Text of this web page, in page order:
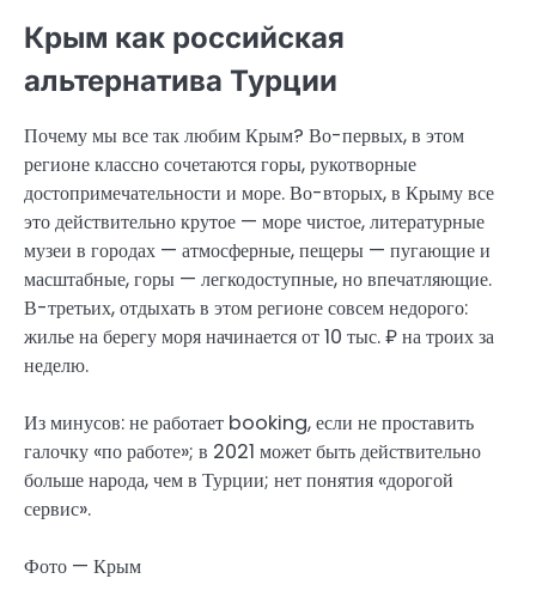
Крым как российская
альтернатива Турции
Почему мы все так любим Крым? Во-первых, в этом
регионе классно сочетаются горы, рукотворные
достопримечательности и море. Во-вторых, в Крыму все
это действительно крутое — море чистое, литературные
музеи в городах — атмосферные, пещеры — пугающие и
масштабные, горы — легкодоступные, но впечатляющие.
В-третьих, отдыхать в этом регионе совсем недорого:
жилье на берегу моря начинается от 10 тыс. ₽ на троих за
неделю.
Из минусов: не работает booking, если не проставить
галочку «по работе»; в 2021 может быть действительно
больше народа, чем в Турции; нет понятия «дорогой
сервис».
Фото — Крым